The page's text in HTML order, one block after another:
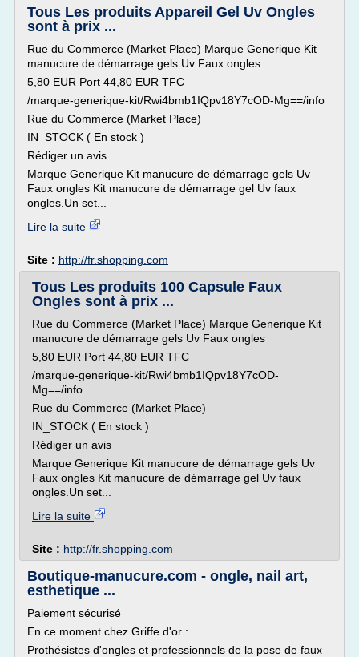
Tous Les produits Appareil Gel Uv Ongles
sont à prix ...
Rue du Commerce (Market Place) Marque Generique Kit
manucure de démarrage gels Uv Faux ongles
5,80 EUR Port 44,80 EUR TFC
/marque-generique-kit/Rwi4bmb1IQpv18Y7cOD-Mg==/info
Rue du Commerce (Market Place)
IN_STOCK ( En stock )
Rédiger un avis
Marque Generique Kit manucure de démarrage gels Uv
Faux ongles Kit manucure de démarrage gel Uv faux
ongles.Un set...
Lire la suite
Site : http://fr.shopping.com
Tous Les produits 100 Capsule Faux
Ongles sont à prix ...
Rue du Commerce (Market Place) Marque Generique Kit
manucure de démarrage gels Uv Faux ongles
5,80 EUR Port 44,80 EUR TFC
/marque-generique-kit/Rwi4bmb1IQpv18Y7cOD-
Mg==/info
Rue du Commerce (Market Place)
IN_STOCK ( En stock )
Rédiger un avis
Marque Generique Kit manucure de démarrage gels Uv
Faux ongles Kit manucure de démarrage gel Uv faux
ongles.Un set...
Lire la suite
Site : http://fr.shopping.com
Boutique-manucure.com - ongle, nail art,
esthetique ...
Paiement sécurisé
En ce moment chez Griffe d'or :
Prothésistes d'ongles et professionnels de la pose de faux